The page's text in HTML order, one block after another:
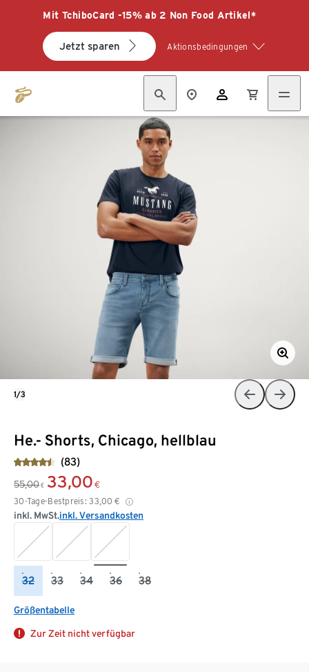
Mit TchiboCard -15% ab 2 Non Food Artikel*
Jetzt sparen Aktionsbedingungen
He.- Shorts, Chicago, hellblau
(83)
55,00 € 33,00 €
30-Tage-Bestpreis: 33,00 €
inkl. MwSt.inkl. Versandkosten
32 33 34 36 38
Größentabelle
Zur Zeit nicht verfügbar
1/3